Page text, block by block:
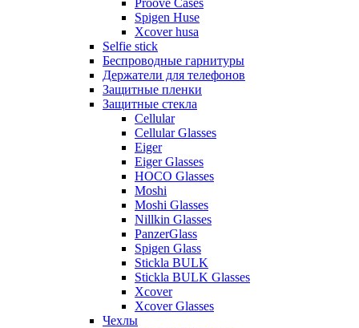
Proove Cases
Spigen Huse
Xcover husa
Selfie stick
Беспроводные гарнитуры
Держатели для телефонов
Защитные пленки
Защитные стекла
Cellular
Cellular Glasses
Eiger
Eiger Glasses
HOCO Glasses
Moshi
Moshi Glasses
Nillkin Glasses
PanzerGlass
Spigen Glass
Stickla BULK
Stickla BULK Glasses
Xcover
Xcover Glasses
Чехлы